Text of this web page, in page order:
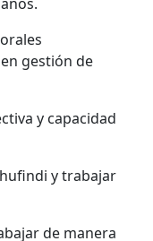
gestión de
y capacidad
y trabajar
de manera